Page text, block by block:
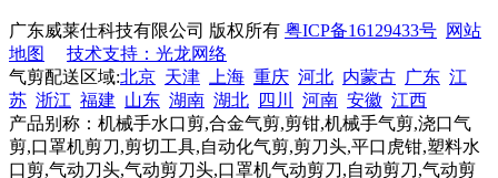
广东威莱仕科技有限公司 版权所有 粤ICP备16129433号 网站
地图
技术支持：光龙网络
气剪配送区域:北京 天津 上海 重庆 河北 内蒙古 广东 江
苏 浙江 福建 山东 湖南 湖北 四川 河南 安徽 江西
产品别称：机械手水口剪,合金气剪,剪钳,机械手气剪,浇口气
剪,口罩机剪刀,剪切工具,自动化气剪,剪刀头,平口虎钳,塑料水
口剪,气动刀头,气动剪刀头,口罩机气动剪刀,自动剪刀,气动剪